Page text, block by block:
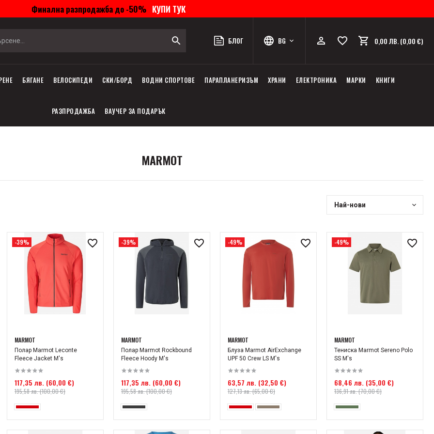
Финална разпродажба до -50% КУПИ ТУК
БЛОГ BG 0,00 ЛВ. (0,00 €)
БЯГАНЕ ВЕЛОСИПЕДИ СКИ/БОРД ВОДНИ СПОРТОВЕ ПАРАПЛАНЕРИЗЪМ ХРАНИ ЕЛЕКТРОНИКА МАРКИ КНИГИ
РАЗПРОДАЖБА ВАУЧЕР ЗА ПОДАРЪК
MARMOT
Най-нови
-39%
MARMOT
Полар Marmot Leconte
Fleece Jacket M's
117,35 лв. (60,00 €)
195,58 лв. (100,00 €)
-39%
MARMOT
Полар Marmot Rockbound
Fleece Hoody M's
117,35 лв. (60,00 €)
195,58 лв. (100,00 €)
-49%
MARMOT
Блуза Marmot AirExchange
UPF 50 Crew LS M's
63,57 лв. (32,50 €)
127,13 лв. (65,00 €)
-49%
MARMOT
Тениска Marmot Sereno Polo
SS M's
68,46 лв. (35,00 €)
136,91 лв. (70,00 €)